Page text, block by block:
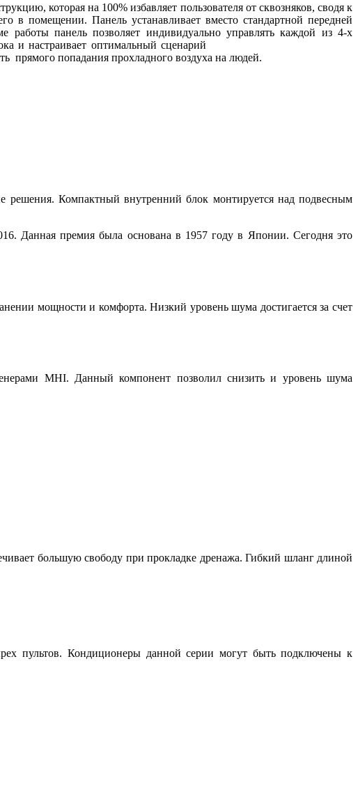
которая на 100% избавляет пользователя от сквозняков, сводя к
в помещении. Панель устанавливает вместо стандартной передней
работы панель позволяет индивидуально управлять каждой из 4-х
и настраивает оптимальный сценарий
прямого попадания прохладного воздуха на людей.
решения. Компактный внутренний блок монтируется над подвесным
Данная премия была основана в 1957 году в Японии. Сегодня это
мощности и комфорта. Низкий уровень шума достигается за счет
MHI. Данный компонент позволил снизить и уровень шума
большую свободу при прокладке дренажа. Гибкий шланг длиной
пультов. Кондиционеры данной серии могут быть подключены к